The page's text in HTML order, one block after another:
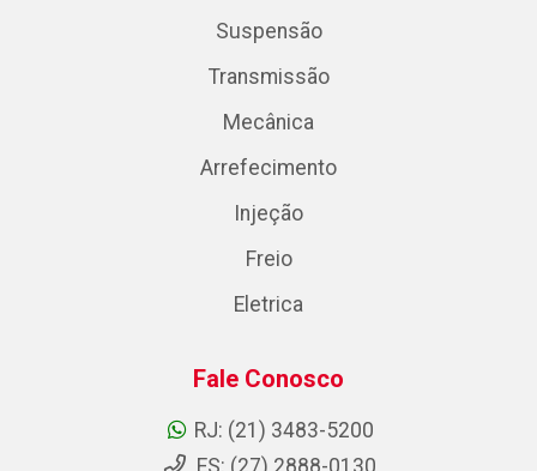
Suspensão
Transmissão
Mecânica
Arrefecimento
Injeção
Freio
Eletrica
Fale Conosco
RJ: (21) 3483-5200
ES: (27) 2888-0130